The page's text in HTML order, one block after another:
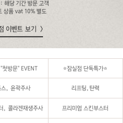
해당 기간 방문 고객
상품 vat 10% 별도
이벤트 보기
첫방문" EVENT ⭐️잠실점 단독특가⭐️
스, 윤곽주사 리프팅,탄력
, 콜라겐재생주사 프리미엄 스킨부스터